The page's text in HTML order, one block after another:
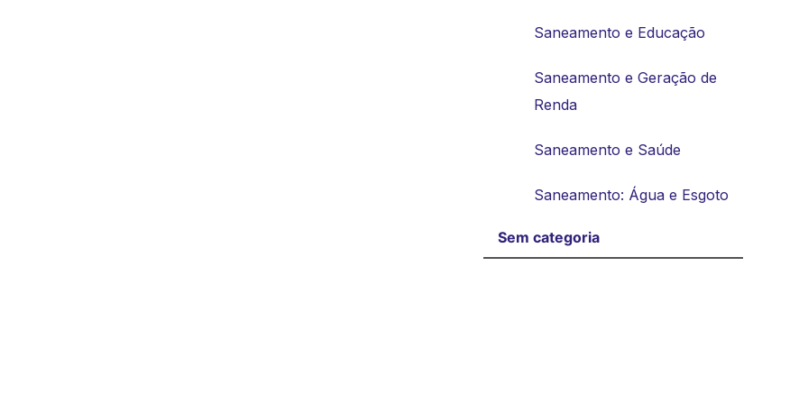
Saneamento e Educação
Saneamento e Geração de
Renda
Saneamento e Saúde
Saneamento: Água e Esgoto
Sem categoria